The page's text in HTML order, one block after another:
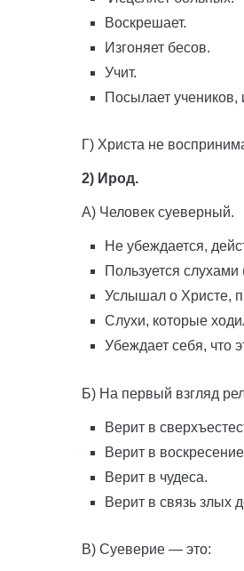
Воскрешает.
Изгоняет бесов.
Учит.
Посылает учеников,
Г) Христа не
2) Ирод.
А) Человек суеверный.
Не убеждается,
Пользуется слухами
Услышал о Христе,
Слухи, которые
Убеждает себя, что
Б) На первый взгляд
Верит в
Верит в
Верит в чудеса.
Верит в связь злых
В) Суеверие — это: